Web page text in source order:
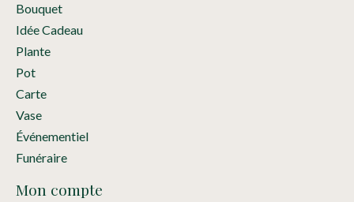
Bouquet
Idée Cadeau
Plante
Pot
Carte
Vase
Événementiel
Funéraire
Mon compte